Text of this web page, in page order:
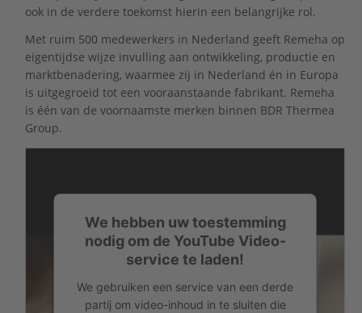
ook in de verdere toekomst hierin een belangrijke rol.
Met ruim 500 medewerkers in Nederland geeft Remeha op
eigentijdse wijze invulling aan ontwikkeling, productie en
marktbenadering, waarmee zij in Nederland én in Europa
is uitgegroeid tot een vooraanstaande fabrikant. Remeha
is één van de voornaamste merken binnen BDR Thermea
Group.
We hebben uw toestemming
nodig om de YouTube Video-
service te laden!
We gebruiken een service van een derde
partij om video-inhoud in te sluiten die